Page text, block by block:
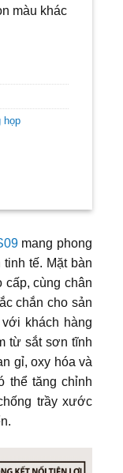
màu khác
họp
mang phong
tế. Mặt bàn
cấp, cùng chân
chắn cho sản
khách hàng
từ sắt sơn tĩnh
gỉ, oxy hóa và
thể tăng chỉnh
trầy xước